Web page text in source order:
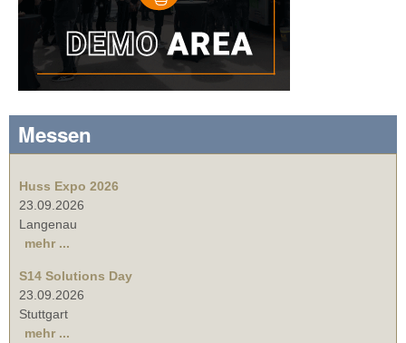
Messen
Huss Expo 2026
23.09.2026
Langenau
mehr ...
S14 Solutions Day
23.09.2026
Stuttgart
mehr ...